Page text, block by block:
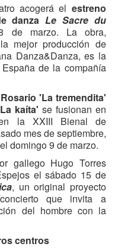
acogerá el estreno
danzaLe Sacre du
de marzo. La obra,
mejor producción de
Danza&Danza, es la
de la compañía
Rosario 'La tremendita'
kaíta' se fusionan en
la XXIII Bienal de
mes de septiembre,
domingo 9 de marzo.
gallego Hugo Torres
el sábado 15 de
, un original proyecto
que invita a
del hombre con la
centros